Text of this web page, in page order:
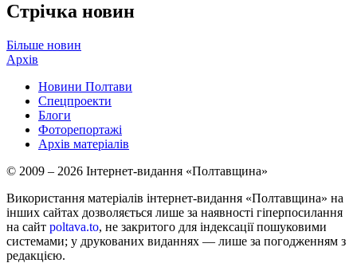
Стрічка новин
Більше новин
Архів
Новини Полтави
Спецпроекти
Блоги
Фоторепортажі
Архів матеріалів
© 2009 – 2026 Інтернет-видання «Полтавщина»
Використання матеріалів інтернет-видання «Полтавщина» на
інших сайтах дозволяється лише за наявності гіперпосилання
на сайт poltava.to, не закритого для індексації пошуковими
системами; у друкованих виданнях — лише за погодженням з
редакцією.